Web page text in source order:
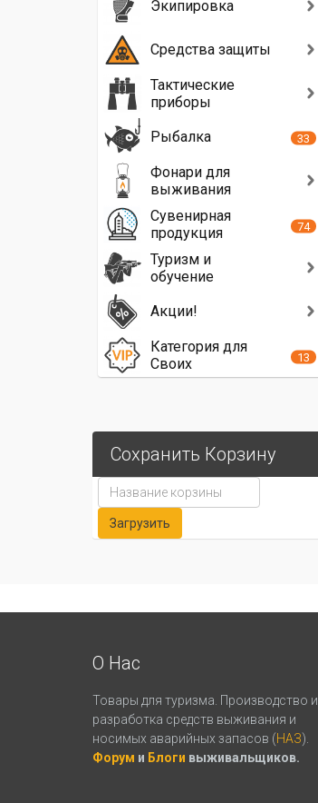
Экипировка
Средства защиты
Тактические
приборы
Рыбалка
33
Фонари для
выживания
Сувенирная
продукция
74
Туризм и
обучение
Акции!
Категория для
Своих
13
Сохранить Корзину
О Нас
Товары для туризма. Производство и
разработка средств выживания и
носимых аварийных запасов (НАЗ).
Форум и Блоги выживальщиков.